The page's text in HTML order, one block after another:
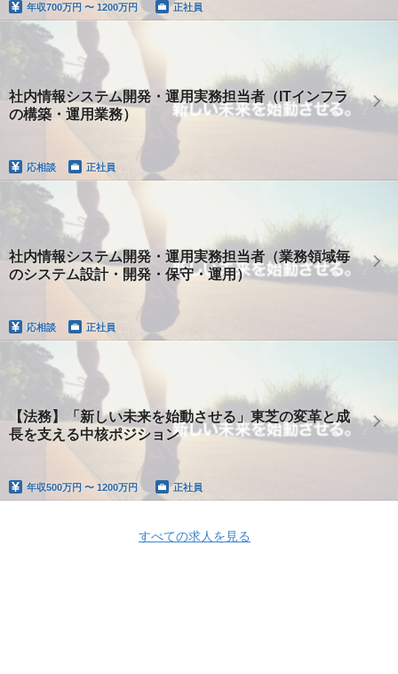
年収700万円 〜 1200万円 正社員
社内情報システム開発・運用実務担当者（ITインフラ
の構築・運用業務）
応相談 正社員
社内情報システム開発・運用実務担当者（業務領域毎
のシステム設計・開発・保守・運用）
応相談 正社員
【法務】「新しい未来を始動させる」東芝の変革と成
長を支える中核ポジション
年収500万円 〜 1200万円 正社員
すべての求人を見る